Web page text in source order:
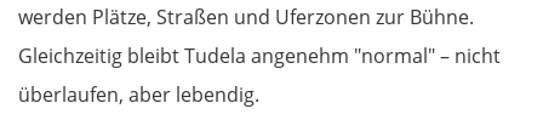
werden Plätze, Straßen und Uferzonen zur Bühne.
Gleichzeitig bleibt Tudela angenehm "normal" – nicht
überlaufen, aber lebendig.